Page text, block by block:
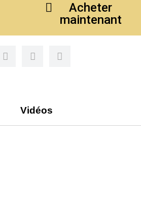
Acheter
maintenant
Vidéos